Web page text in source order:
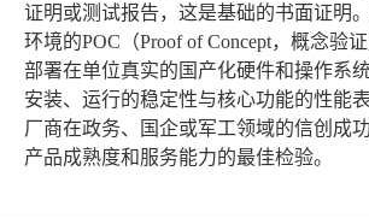
证明或测试报告，这是基础的书面证明
环境的POC（Proof of Concept，概念验
部署在单位真实的国产化硬件和操作系
安装、运行的稳定性与核心功能的性能
厂商在政务、国企或军工领域的信创成
产品成熟度和服务能力的最佳检验。